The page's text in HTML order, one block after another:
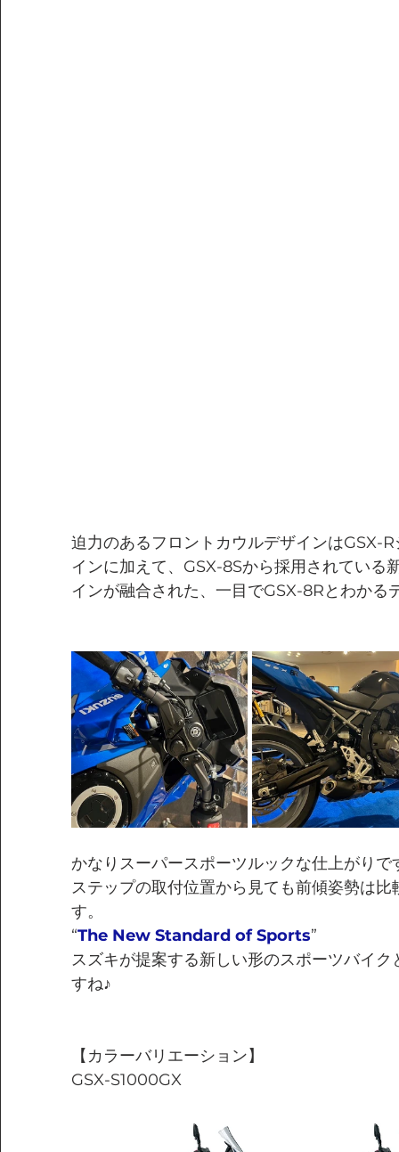
迫力のあるフロントカウルデザインはGSX-
インに加えて、GSX-8Sから採用されている
インが融合された、一目でGSX-8Rとわかる
かなりスーパースポーツルックな仕上がり
ステップの取付位置から見ても前傾姿勢は
す。
“The New Standard of Sports”
スズキが提案する新しい形のスポーツバイ
すね♪
【カラーバリエーション】
GSX-S1000GX